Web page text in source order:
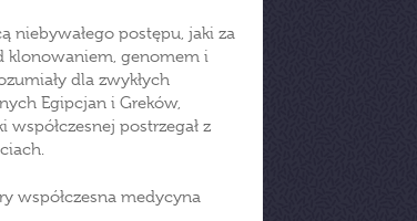
niebywałego postępu, jaki za
klonowaniem, genomem i
dla zwykłych
Egipcjan i Greków,
postrzegał z
współczesna medycyna